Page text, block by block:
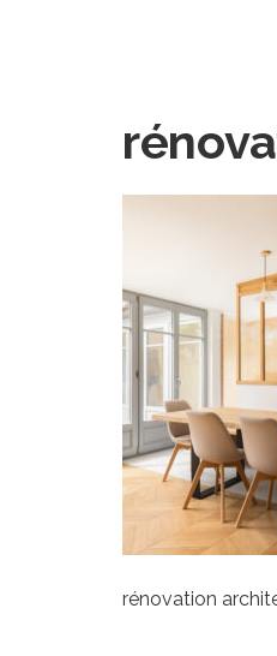
rénovation